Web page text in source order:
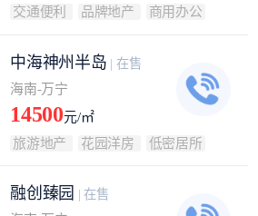
交通便利
品牌地产 商用办公
中海神州半岛 | 在售
海南-万宁
14500元/㎡
旅游地产
花园洋房 低密居所
融创臻园 | 在售